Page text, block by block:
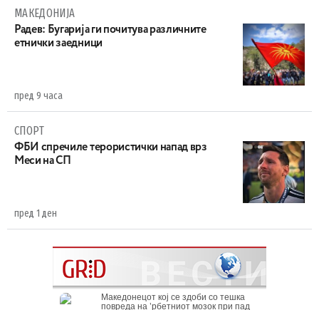
МАКЕДОНИЈА
Радев: Бугарија ги почитува различните
етнички заедници
пред 9 часа
СПОРТ
ФБИ спречиле терористички напад врз
Меси на СП
пред 1 ден